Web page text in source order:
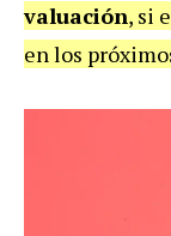
valuación, si
en los